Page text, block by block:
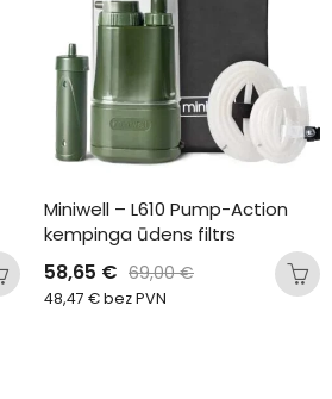
Miniwell – L610 Pump-Action
kempinga ūdens filtrs
58,65 € 69,00€
48,47 €bez PVN